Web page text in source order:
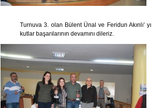
Turnuva 3. olan Bülent Ünal ve Feridun Akınlı’ yı
kutlar başarılarının devamını dileriz.